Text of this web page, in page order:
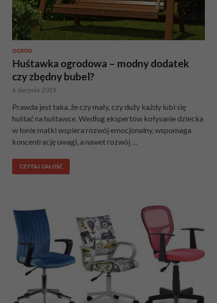
OGRÓD
Huśtawka ogrodowa – modny dodatek
czy zbędny bubel?
6 sierpnia 2019
Prawda jest taka, że czy mały, czy duży każdy lubi się
huśtać na huśtawce. Według ekspertów kołysanie dziecka
w łonie matki wspiera rozwój emocjonalny, wspomaga
koncentrację uwagi, a nawet rozwój …
CZYTAJ CAŁOŚĆ